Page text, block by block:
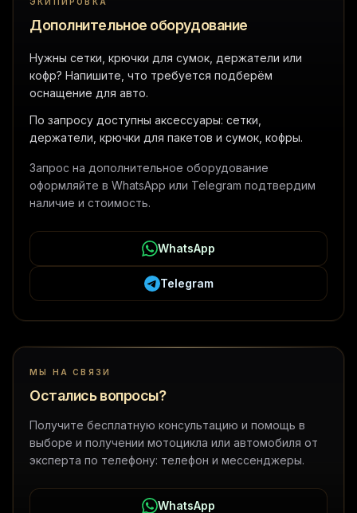
Дополнительное оборудование
Нужны сетки, крючки для сумок, держатели или
кофр? Напишите, что требуется подберём
оснащение для авто.
По запросу доступны аксессуары: сетки,
держатели, крючки для пакетов и сумок, кофры.
Запрос на дополнительное оборудование
оформляйте в WhatsApp или Telegram подтвердим
наличие и стоимость.
WhatsApp
Telegram
МЫ НА СВЯЗИ
Остались вопросы?
Получите бесплатную консультацию и помощь в
выборе и получении мотоцикла или автомобиля от
эксперта по телефону: телефон и мессенджеры.
WhatsApp